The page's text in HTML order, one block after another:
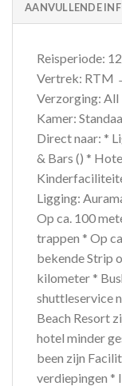
AANVULLENDE
Reisperiode:
Vertrek: RTM
Verzorging: All
Kamer:
Direct naar: *
& Bars () *
Ligging:
Op ca. 100
trappen * Op
bekende Strip
kilometer *
shuttleservice
Beach Resort
hotel minder
been zijn
verdiepingen *